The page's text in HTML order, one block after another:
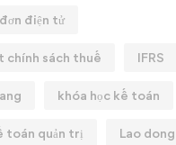
điện tử
chính sách thuế IFRS
khóa học kế toán
toán quản trị Lao